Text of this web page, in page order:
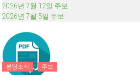
2026년 7월 12일 주보
2026년 7월 5일 주보
본당소식 주보